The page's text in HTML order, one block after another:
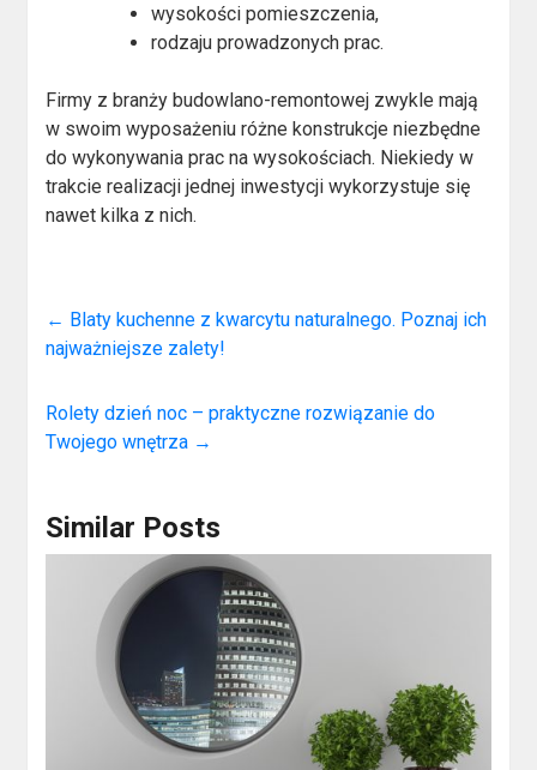
wysokości pomieszczenia,
rodzaju prowadzonych prac.
Firmy z branży budowlano-remontowej zwykle mają
w swoim wyposażeniu różne konstrukcje niezbędne
do wykonywania prac na wysokościach. Niekiedy w
trakcie realizacji jednej inwestycji wykorzystuje się
nawet kilka z nich.
← Blaty kuchenne z kwarcytu naturalnego. Poznaj ich
najważniejsze zalety!
Rolety dzień noc – praktyczne rozwiązanie do
Twojego wnętrza →
Similar Posts